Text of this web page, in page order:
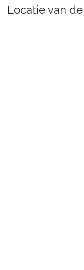
Locatie van